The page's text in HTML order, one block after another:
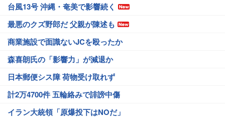
台風13号 沖縄・奄美で影響続く
最悪のクズ野郎だ 父親が陳述も
商業施設で面識ないJCを殴ったか
森喜朗氏の「影響力」が減退か
日本郵便シス障 荷物受け取れず
計2万4700件 五輪絡みで誹謗中傷
イラン大統領「原爆投下はNOだ」